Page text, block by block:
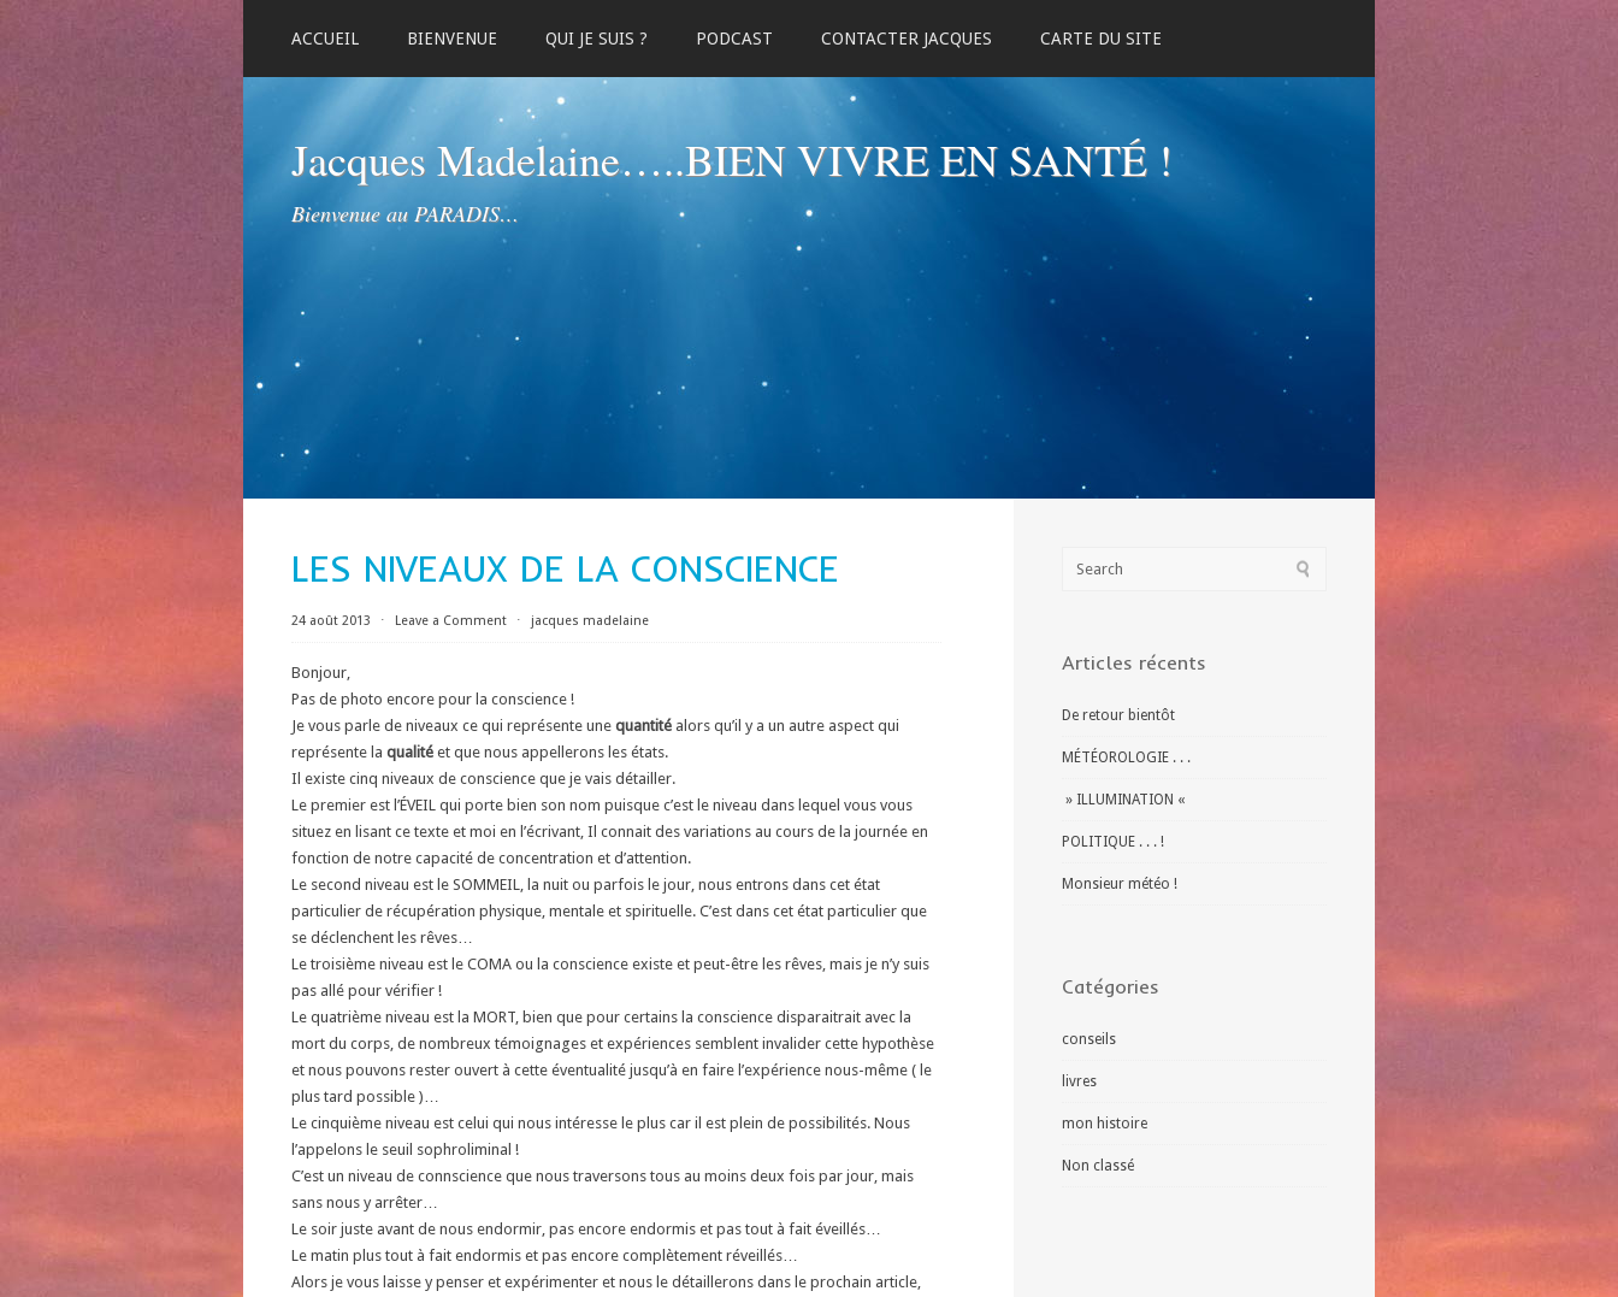
ACCUEIL BIENVENUE QUI JE SUIS ? PODCAST CONTACTER JACQUES CARTE DU SITE
Jacques Madelaine…..BIEN VIVRE EN SANTÉ !
Bienvenue au PARADIS…
LES NIVEAUX DE LA CONSCIENCE
24 août 2013 ⋅ Leave a Comment ⋅ jacques madelaine
Bonjour,
Pas de photo encore pour la conscience !
Je vous parle de niveaux ce qui représente une quantité alors qu’il y a un autre aspect qui
représente la qualité et que nous appellerons les états.
Il existe cinq niveaux de conscience que je vais détailler.
Le premier est l’ÉVEIL qui porte bien son nom puisque c’est le niveau dans lequel vous vous
situez en lisant ce texte et moi en l’écrivant, Il connait des variations au cours de la journée en
fonction de notre capacité de concentration et d’attention.
Le second niveau est le SOMMEIL, la nuit ou parfois le jour, nous entrons dans cet état
particulier de récupération physique, mentale et spirituelle. C’est dans cet état particulier que
se déclenchent les rêves…
Le troisième niveau est le COMA ou la conscience existe et peut-être les rêves, mais je n’y suis
pas allé pour vérifier !
Le quatrième niveau est la MORT, bien que pour certains la conscience disparaitrait avec la
mort du corps, de nombreux témoignages et expériences semblent invalider cette hypothèse
et nous pouvons rester ouvert à cette éventualité jusqu’à en faire l’expérience nous-même ( le
plus tard possible )…
Le cinquième niveau est celui qui nous intéresse le plus car il est plein de possibilités. Nous
l’appelons le seuil sophroliminal !
C’est un niveau de connscience que nous traversons tous au moins deux fois par jour, mais
sans nous y arrêter…
Le soir juste avant de nous endormir, pas encore endormis et pas tout à fait éveillés…
Le matin plus tout à fait endormis et pas encore complètement réveillés…
Alors je vous laisse y penser et expérimenter et nous le détaillerons dans le prochain article,
Articles récents
De retour bientôt
MÉTÉOROLOGIE . . .
» ILLUMINATION «
POLITIQUE . . . !
Monsieur météo !
Catégories
conseils
livres
mon histoire
Non classé